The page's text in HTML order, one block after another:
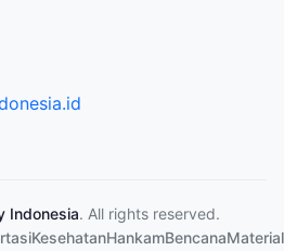
Indonesia. All rights reserved.
KesehatanHankamBencanaMaterial